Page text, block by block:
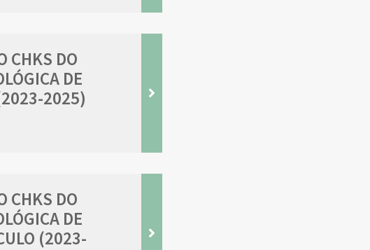
CHKS DO
DE
2025)
CHKS DO
DE
(2023-